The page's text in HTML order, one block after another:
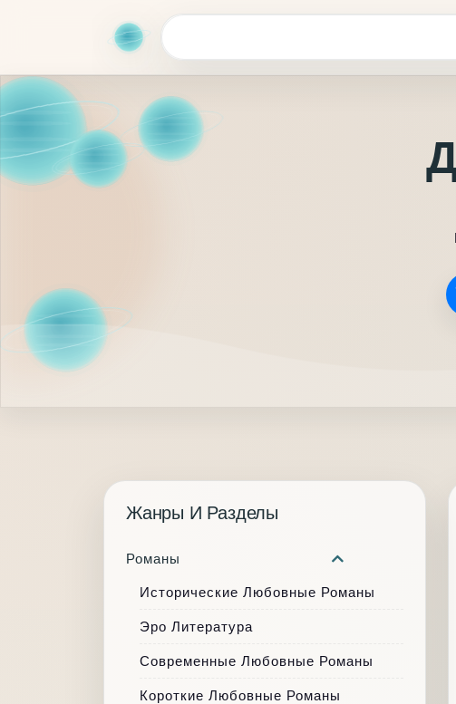
Жанры И Разделы
Романы
Исторические Любовные Романы
Эро Литература
Современные Любовные Романы
Короткие Любовные Романы